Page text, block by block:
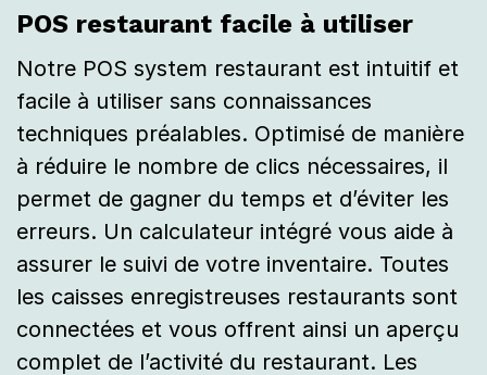
POS restaurant facile à utiliser
Notre POS system restaurant est intuitif et
facile à utiliser sans connaissances
techniques préalables. Optimisé de manière
à réduire le nombre de clics nécessaires, il
permet de gagner du temps et d’éviter les
erreurs. Un calculateur intégré vous aide à
assurer le suivi de votre inventaire. Toutes
les caisses enregistreuses restaurants sont
connectées et vous offrent ainsi un aperçu
complet de l’activité du restaurant. Les